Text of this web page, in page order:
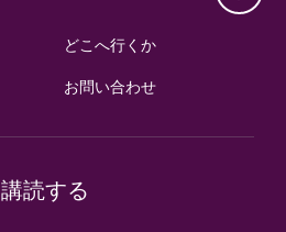
どこへ行くか
お問い合わせ
読する